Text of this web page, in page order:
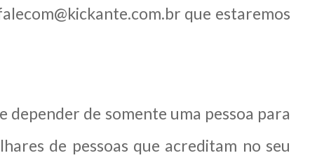
que estaremos
de somente uma pessoa para
de pessoas que acreditam no seu